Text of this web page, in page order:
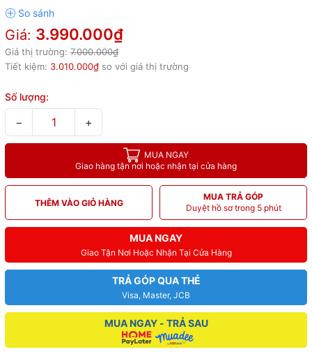
Giá: 3.990.000₫
Giá thị trường: 7.000.000₫
Tiết kiệm: 3.010.000₫ so với giá thị trường
Số lượng:
− +
MUA NGAY
Giao hàng tận nơi hoặc nhận tại cửa hàng
THÊM VÀO GIỎ HÀNG
MUA TRẢ GÓP
Duyệt hồ sơ trong 5 phút
MUA NGAY
Giao Tận Nơi Hoặc Nhận Tại Cửa Hàng
TRẢ GÓP QUA THẺ
Visa, Master, JCB
MUA NGAY - TRẢ SAU